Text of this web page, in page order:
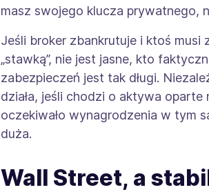
masz swojego klucza prywatnego,
Jeśli broker zbankrutuje i ktoś musi
„stawką”, nie jest jasne, kto
zabezpieczeń jest tak długi.
działa, jeśli chodzi o aktywa
oczekiwało wynagrodzenia w tym
duża.
Wall Street, a